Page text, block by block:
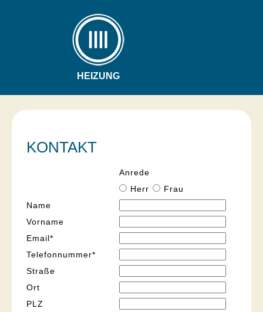
HEIZUNG
KONTAKT
Anrede
Herr
Frau
Name
Vorname
Pflichtfeld
Email*
Pflichtfeld
Telefonnummer*
Straße
Ort
PLZ